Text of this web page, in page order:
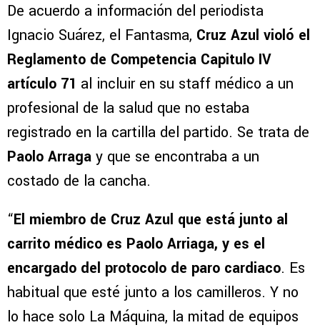
De acuerdo a información del periodista
Ignacio Suárez, el Fantasma, Cruz Azul violó el
Reglamento de Competencia Capitulo IV
artículo 71 al incluir en su staff médico a un
profesional de la salud que no estaba
registrado en la cartilla del partido. Se trata de
Paolo Arraga y que se encontraba a un
costado de la cancha.
“El miembro de Cruz Azul que está junto al
carrito médico es Paolo Arriaga, y es el
encargado del protocolo de paro cardiaco. Es
habitual que esté junto a los camilleros. Y no
lo hace solo La Máquina, la mitad de equipos